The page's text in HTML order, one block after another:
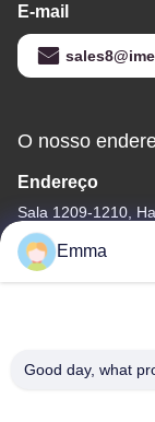
E-mail
O nosso
Endereço
Sala 1209-1210,
Dao Zhong,
telefone
Emma
Good day, what